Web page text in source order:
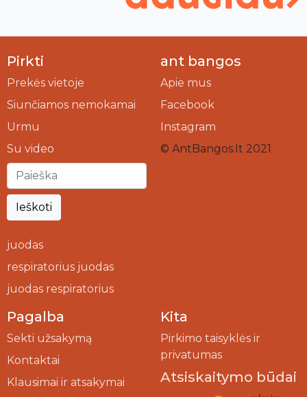
Pirkti
Prekės vietoje
Siunčiamos nemokamai
Urmu
Su video
Ieškoti
juodas
respiratorius juodas
juodas respiratorius
ant bangos
Apie mus
Facebook
Instagram
© AntBangos.lt 2021
Pagalba
Sekti užsakymą
Kontaktai
Klausimai ir atsakymai
Kita
Pirkimo taisyklės ir
privatumas
Atsiskaitymo būdai